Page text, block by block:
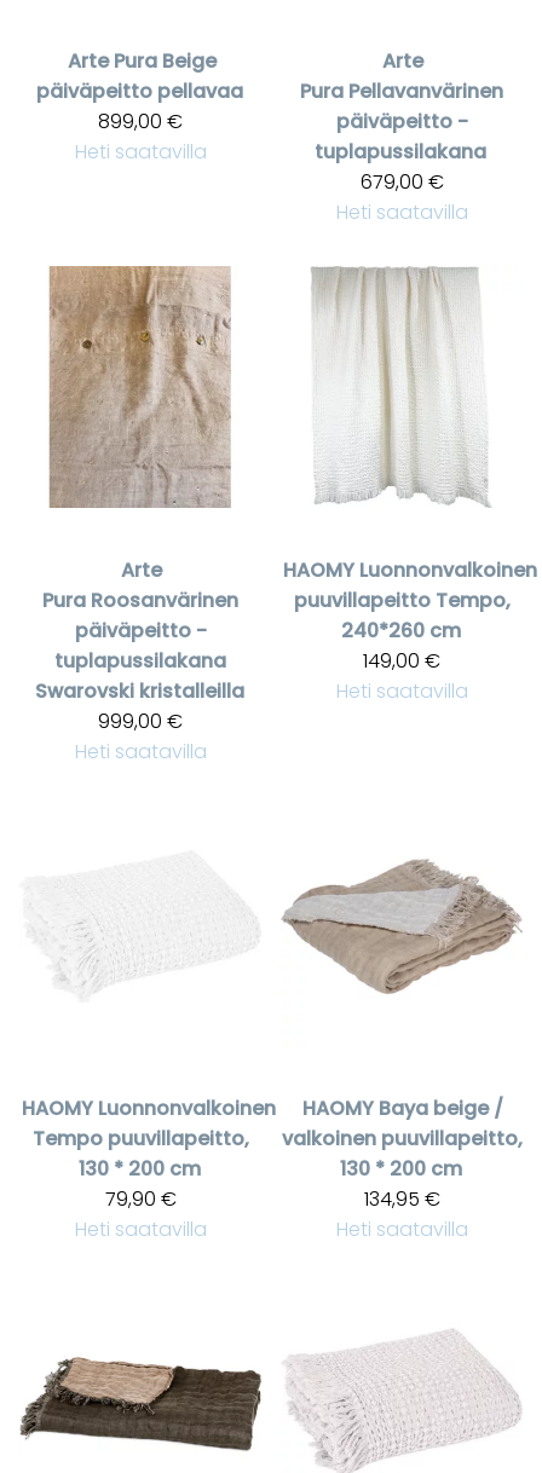
Arte Pura Beige
päiväpeitto pellavaa
899,00 €
Heti saatavilla
Arte
Pura Pellavanvärinen
päiväpeitto -
tuplapussilakana
679,00 €
Heti saatavilla
Arte
Pura Roosanvärinen
päiväpeitto -
tuplapussilakana
Swarovski kristalleilla
999,00 €
Heti saatavilla
HAOMY Luonnonvalkoinen
puuvillapeitto Tempo,
240*260 cm
149,00 €
Heti saatavilla
HAOMY Luonnonvalkoinen
Tempo puuvillapeitto,
130 * 200 cm
79,90 €
Heti saatavilla
HAOMY Baya beige /
valkoinen puuvillapeitto,
130 * 200 cm
134,95 €
Heti saatavilla